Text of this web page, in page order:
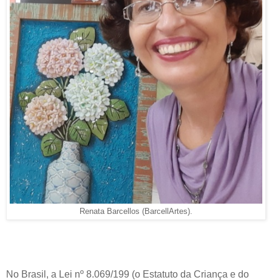
Renata Barcellos (BarcellArtes).
No Brasil, a Lei nº 8.069/199 (o Estatuto da Criança e do